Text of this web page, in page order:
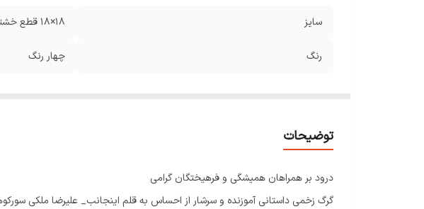
سایز 18×18 قطع خشتی
رنگ چهار رنگ
توضیحات
درود بر همراهان همیشگی و فرهیختگان گرامی